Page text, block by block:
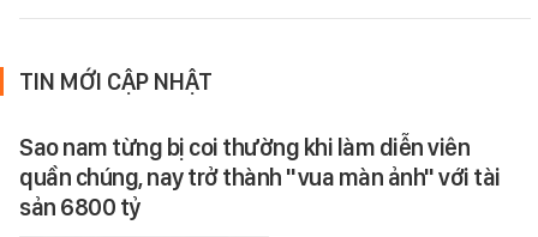
TIN MỚI CẬP NHẬT
Sao nam từng bị coi thường khi làm diễn viên
quần chúng, nay trở thành "vua màn ảnh" với tài
sản 6800 tỷ